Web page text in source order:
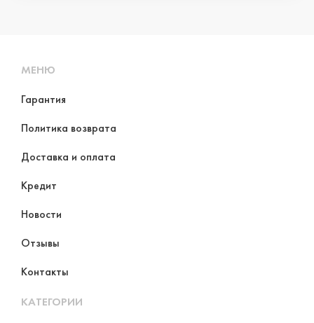
МЕНЮ
Гарантия
Политика возврата
Доставка и оплата
Кредит
Новости
Отзывы
Контакты
КАТЕГОРИИ